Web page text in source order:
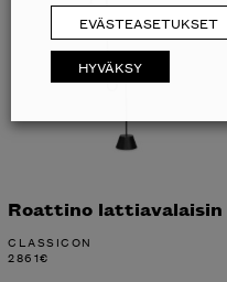
Roattino lattiavalaisin
CLASSICON
2861€
EVÄSTEASETUKSET
HYVÄKSY